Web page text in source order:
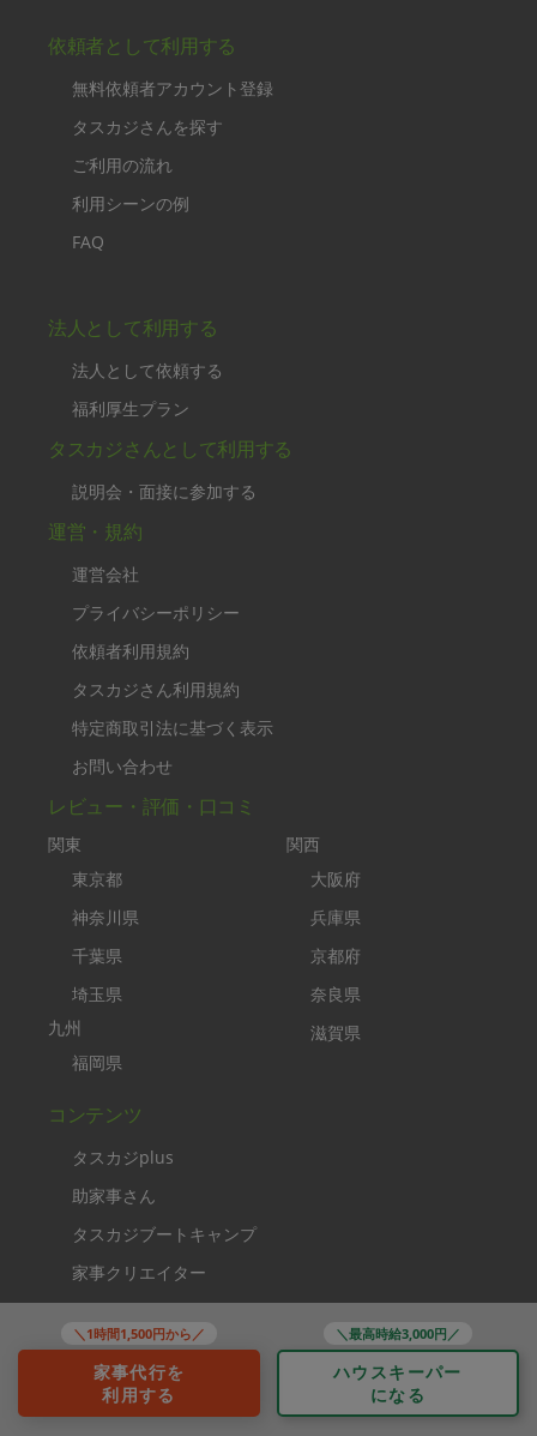
＼1時間1,500円から／
家事代行を
利用する
＼最高時給3,000円／
ハウスキーパー
になる
依頼者として利用する
無料依頼者アカウント登録
タスカジさんを探す
ご利用の流れ
利用シーンの例
FAQ
法人として利用する
法人として依頼する
福利厚生プラン
タスカジさんとして利用する
説明会・面接に参加する
運営・規約
運営会社
プライバシーポリシー
依頼者利用規約
タスカジさん利用規約
特定商取引法に基づく表示
お問い合わせ
レビュー・評価・口コミ
関東
東京都
神奈川県
千葉県
埼玉県
九州
福岡県
関西
大阪府
兵庫県
京都府
奈良県
滋賀県
コンテンツ
タスカジplus
助家事さん
タスカジブートキャンプ
家事クリエイター
ソーシャルメディア